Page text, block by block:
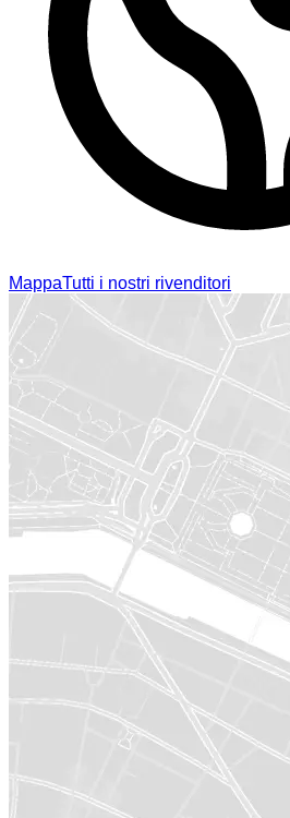
MappaTutti i nostri rivenditori